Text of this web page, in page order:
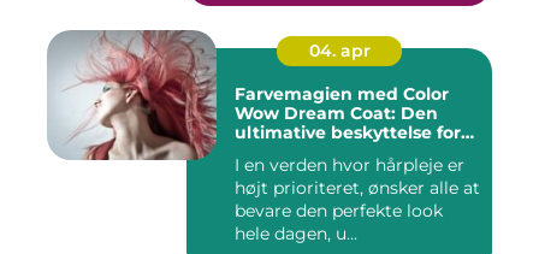
04. apr
Farvemagien med Color
Wow Dream Coat: Den
ultimative beskyttelse for
I en verden hvor hårpleje er
højt prioriteret, ønsker alle at
bevare den perfekte look
hele dagen, u...